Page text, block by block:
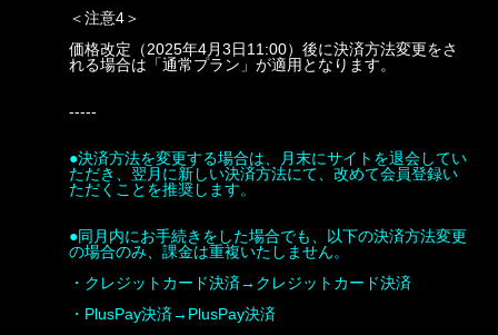
＜注意4＞
価格改定 （2025年4月3日11:00）後に決済方法変更をさ
れる場合は「通常プラン」が適用となります。
-----
●決済方法を変更する場合は、月末にサイトを退会してい
ただき、翌月に新しい決済方法にて、改めて会員登録い
ただくことを推奨します。
●同月内にお手続きをした場合でも、
以下の決済方法変更
の場合のみ、課金は重複いたしません。
・クレジットカード決済→クレジットカード決済
・PlusPay決済→PlusPay決済